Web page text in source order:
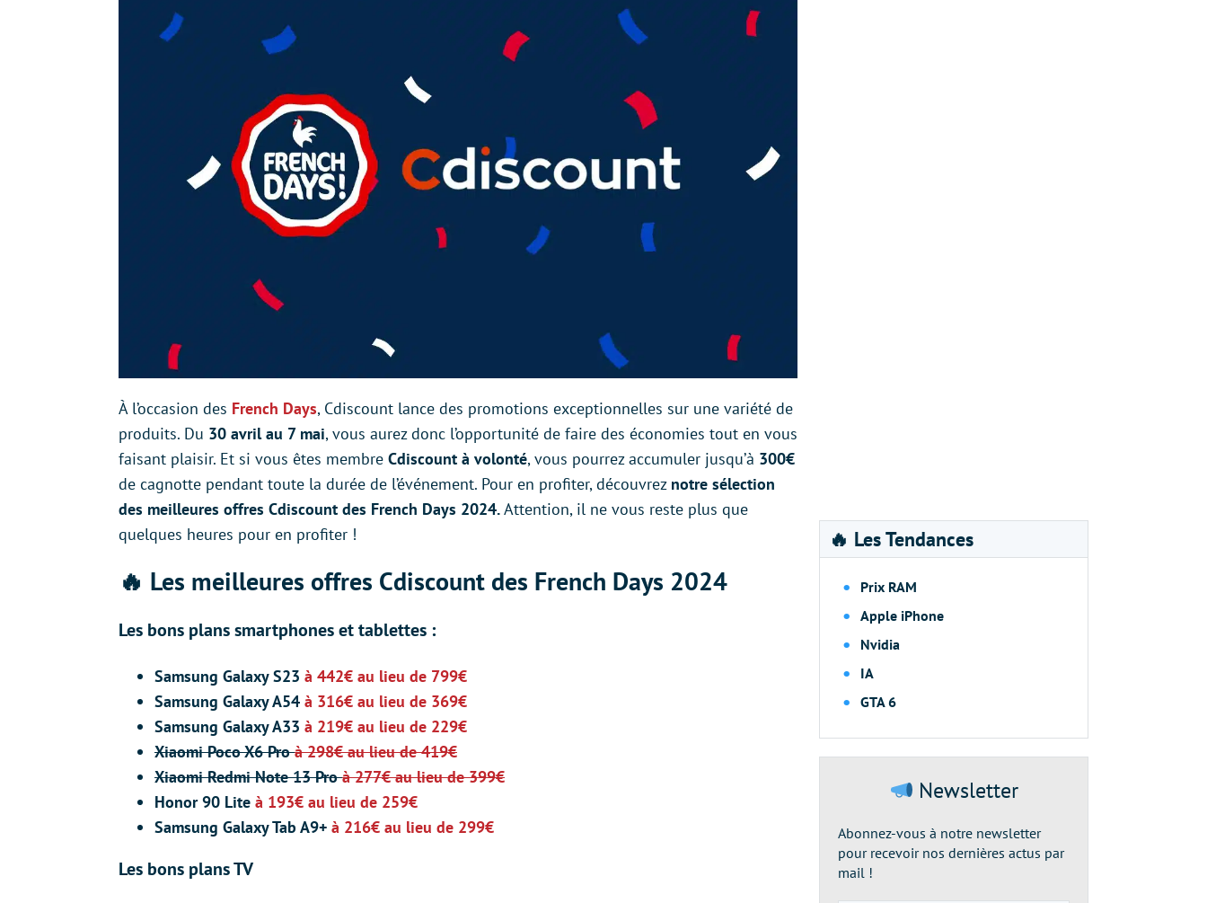
À l’occasion des French Days, Cdiscount lance des promotions exceptionnelles sur une variété de
produits. Du 30 avril au 7 mai, vous aurez donc l’opportunité de faire des économies tout en vous
faisant plaisir. Et si vous êtes membre Cdiscount à volonté, vous pourrez accumuler jusqu’à 300€
de cagnotte pendant toute la durée de l’événement. Pour en profiter, découvrez notre sélection
des meilleures offres Cdiscount des French Days 2024.Attention, il ne vous reste plus que
quelques heures pour en profiter !
🔥 Les meilleures offres Cdiscount des French Days 2024
Les bons plans smartphones et tablettes :
Samsung Galaxy S23 à 442€ au lieu de 799€
Samsung Galaxy A54 à 316€ au lieu de 369€
Samsung Galaxy A33 à 219€ au lieu de 229€
Xiaomi Poco X6 Proà 298€ au lieu de 419€
Xiaomi Redmi Note 13 Proà 277€ au lieu de 399€
Honor 90 Lite à 193€ au lieu de 259€
Samsung Galaxy Tab A9+ à 216€ au lieu de 299€
Les bons plans TV
🔥 Les Tendances
Prix RAM
Apple iPhone
Nvidia
IA
GTA 6
Newsletter
Abonnez-vous à notre newsletter
pour recevoir nos dernières actus par
mail !